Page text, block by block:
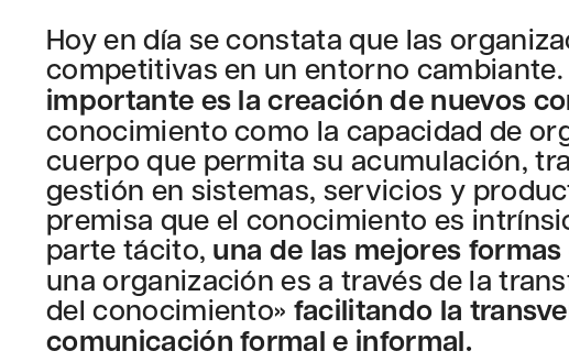
Hoy en día se constata que las
competitivas en un entorno
importante es la creación de nuevos
conocimiento como la capacidad de
cuerpo que permita su acumulación,
gestión en sistemas, servicios y
premisa que el conocimiento es
parte tácito, una de las mejores
una organización es a través de la
del conocimiento» facilitando la
comunicación formal e informal.